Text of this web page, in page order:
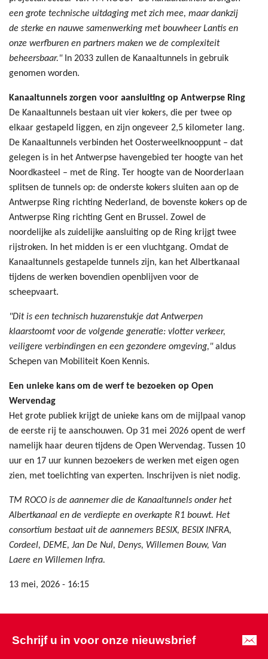
een grote technische uitdaging met zich mee, maar dankzij
de sterke en nauwe samenwerking met bouwheer Lantis en
onze werfburen en partners maken we de complexiteit
beheersbaar." In 2033 zullen de Kanaaltunnels in gebruik
genomen worden.
Kanaaltunnels zorgen voor aansluiting op Antwerpse Ring
De Kanaaltunnels bestaan uit vier kokers, die per twee op
elkaar gestapeld liggen, en zijn ongeveer 2,5 kilometer lang.
De Kanaaltunnels verbinden het Oosterweelknooppunt – dat
gelegen is in het Antwerpse havengebied ter hoogte van het
Noordkasteel – met de Ring. Ter hoogte van de Noorderlaan
splitsen de tunnels op: de onderste kokers sluiten aan op de
Antwerpse Ring richting Nederland, de bovenste kokers op de
Antwerpse Ring richting Gent en Brussel. Zowel de
noordelijke als zuidelijke aansluiting op de Ring krijgt twee
rijstroken. In het midden is er een vluchtgang. Omdat de
Kanaaltunnels gestapelde tunnels zijn, kan het Albertkanaal
tijdens de werken bovendien openblijven voor de
scheepvaart.
"Dit is een technisch huzarenstukje dat Antwerpen
klaarstoomt voor de volgende generatie: vlotter verkeer,
veiligere verbindingen en een gezondere omgeving," aldus
Schepen van Mobiliteit Koen Kennis.
Een unieke kans om de werf te bezoeken op Open
Wervendag
Het grote publiek krijgt de unieke kans om de mijlpaal vanop
de eerste rij te aanschouwen. Op 31 mei 2026 opent de werf
namelijk haar deuren tijdens de Open Wervendag. Tussen 10
uur en 17 uur kunnen bezoekers de werken met eigen ogen
zien, met toelichting van experten. Inschrijven is niet nodig.
TM ROCO is de aannemer die de Kanaaltunnels onder het
Albertkanaal en de verdiepte en overkapte R1 bouwt. Het
consortium bestaat uit de aannemers BESIX, BESIX INFRA,
Cordeel, DEME, Jan De Nul, Denys, Willemen Bouw, Van
Laere en Willemen Infra.
13 mei, 2026 - 16:15
Schrijf u in voor onze nieuwsbrief